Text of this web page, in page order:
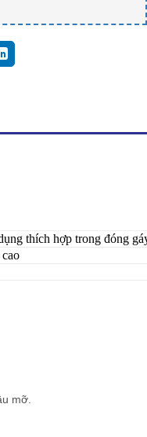
thích hợp trong đóng
mỡ.